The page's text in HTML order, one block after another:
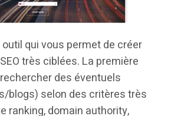
qui vous permet de créer
très ciblées. La première
des éventuels
blogs) selon des critères très
ranking, domain authority,